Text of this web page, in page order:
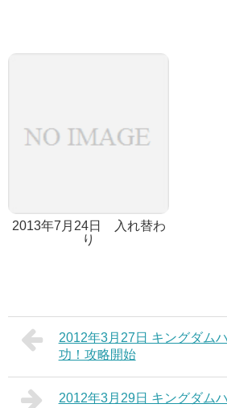
2013年7月24日 入れ替わ
り
2012年3月27日 キングダム
功！攻略開始
2012年3月29日 キングダム